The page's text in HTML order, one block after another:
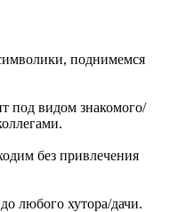
поднимемся
под видом знакомого/
без привлечения
любого хутора/дачи.